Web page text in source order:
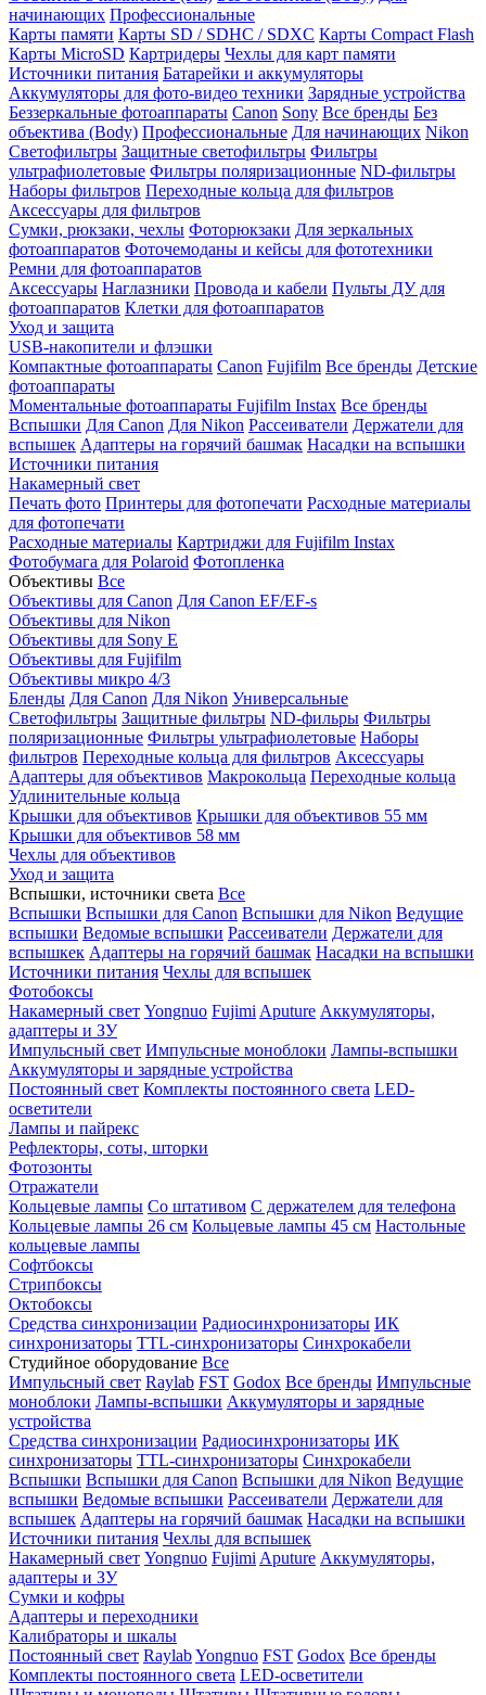
начинающих Профессиональные
Карты памяти Карты SD / SDHC / SDXC Карты Compact Flash
Карты MicroSD Картридеры Чехлы для карт памяти
Источники питания Батарейки и аккумуляторы
Аккумуляторы для фото-видео техники Зарядные устройства
Беззеркальные фотоаппараты Canon Sony Все бренды Без
объектива (Body) Профессиональные Для начинающих Nikon
Светофильтры Защитные светофильтры Фильтры
ультрафиолетовые Фильтры поляризационные ND-фильтры
Наборы фильтров Переходные кольца для фильтров
Аксессуары для фильтров
Сумки, рюкзаки, чехлы Фоторюкзаки Для зеркальных
фотоаппаратов Фоточемоданы и кейсы для фототехники
Ремни для фотоаппаратов
Аксессуары Наглазники Провода и кабели Пульты ДУ для
фотоаппаратов Клетки для фотоаппаратов
Уход и защита
USB-накопители и флэшки
Компактные фотоаппараты Canon Fujifilm Все бренды Детские
фотоаппараты
Моментальные фотоаппараты Fujifilm Instax Все бренды
Вспышки Для Canon Для Nikon Рассеиватели Держатели для
вспышек Адаптеры на горячий башмак Насадки на вспышки
Источники питания
Накамерный свет
Печать фото Принтеры для фотопечати Расходные материалы
для фотопечати
Расходные материалы Картриджи для Fujifilm Instax
Фотобумага для Polaroid Фотопленка
Объективы Все
Объективы для Canon Для Canon EF/EF-s
Объективы для Nikon
Объективы для Sony E
Объективы для Fujifilm
Объективы микро 4/3
Бленды Для Canon Для Nikon Универсальные
Светофильтры Защитные фильтры ND-фильры Фильтры
поляризационные Фильтры ультрафиолетовые Наборы
фильтров Переходные кольца для фильтров Аксессуары
Адаптеры для объективов Макрокольца Переходные кольца
Удлинительные кольца
Крышки для объективов Крышки для объективов 55 мм
Крышки для объективов 58 мм
Чехлы для объективов
Уход и защита
Вспышки, источники света Все
Вспышки Вспышки для Canon Вспышки для Nikon Ведущие
вспышки Ведомые вспышки Рассеиватели Держатели для
вспышкек Адаптеры на горячий башмак Насадки на вспышки
Источники питания Чехлы для вспышек
Фотобоксы
Накамерный свет Yongnuo Fujimi Aputure Аккумуляторы,
адаптеры и ЗУ
Импульсный свет Импульсные моноблоки Лампы-вспышки
Аккумуляторы и зарядные устройства
Постоянный свет Комплекты постоянного света LED-
осветители
Лампы и пайрекс
Рефлекторы, соты, шторки
Фотозонты
Отражатели
Кольцевые лампы Со штативом С держателем для телефона
Кольцевые лампы 26 см Кольцевые лампы 45 см Настольные
кольцевые лампы
Софтбоксы
Стрипбоксы
Октобоксы
Средства синхронизации Радиосинхронизаторы ИК
синхронизаторы TTL-синхронизаторы Синхрокабели
Студийное оборудование Все
Импульсный свет Raylab FST Godox Все бренды Импульсные
моноблоки Лампы-вспышки Аккумуляторы и зарядные
устройства
Средства синхронизации Радиосинхронизаторы ИК
синхронизаторы TTL-синхронизаторы Синхрокабели
Вспышки Вспышки для Canon Вспышки для Nikon Ведущие
вспышки Ведомые вспышки Рассеиватели Держатели для
вспышек Адаптеры на горячий башмак Насадки на вспышки
Источники питания Чехлы для вспышек
Накамерный свет Yongnuo Fujimi Aputure Аккумуляторы,
адаптеры и ЗУ
Сумки и кофры
Адаптеры и переходники
Калибраторы и шкалы
Постоянный свет RaylabYongnuo FST Godox Все бренды
Комплекты постоянного света LED-осветители